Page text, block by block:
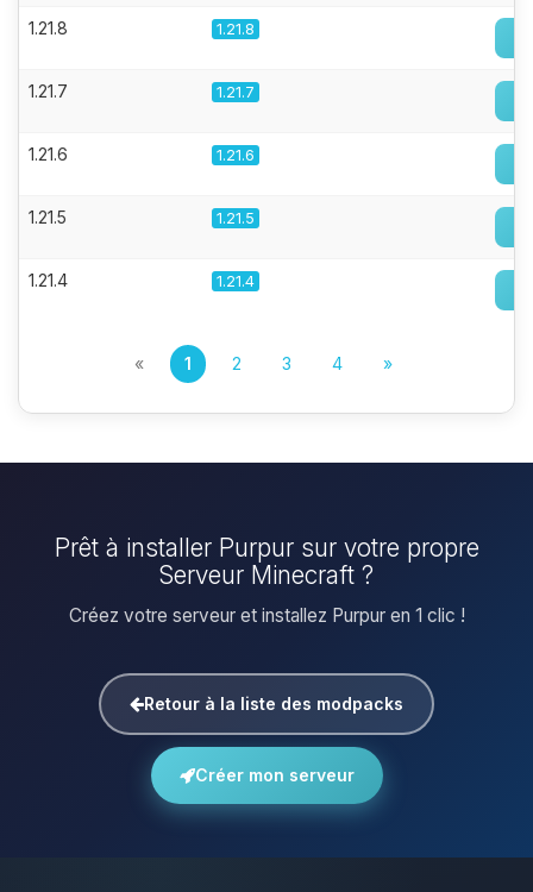
1.21.8 1.21.8
1.21.7 1.21.7
1.21.6 1.21.6
1.21.5 1.21.5
1.21.4 1.21.4
« 1 2 3 4 »
Prêt à installer Purpur sur votre propre
Serveur Minecraft ?
Créez votre serveur et installez Purpur en 1 clic !
Retour à la liste des modpacks
Créer mon serveur